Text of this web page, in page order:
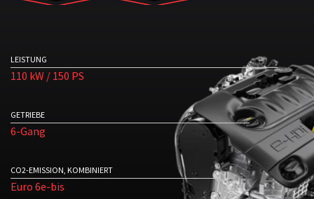
LEISTUNG
110 kW / 150 PS
GETRIEBE
6-Gang
CO2-EMISSION, KOMBINIERT
Euro 6e-bis